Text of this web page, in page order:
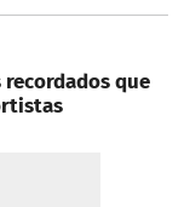
recordados que